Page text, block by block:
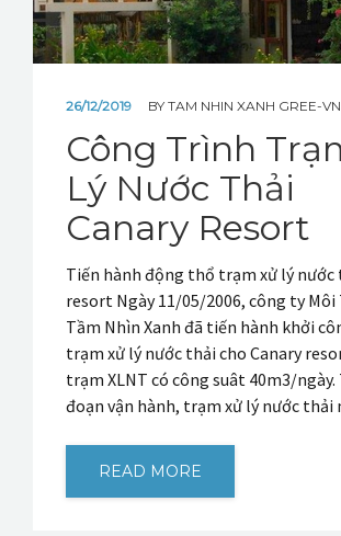
26/12/2019 BY TAM NHIN XANH GREE-VN
Công Trình
Lý Nước Thải
Canary Resort
Tiến hành động thổ trạm xử lý nước
resort Ngày 11/05/2006, công ty Môi
Tầm Nhìn Xanh đã tiến hành khởi
trạm xử lý nước thải cho Canary
trạm XLNT có công suât 40m3/
đoạn vận hành, trạm xử lý nước thải
READ MORE